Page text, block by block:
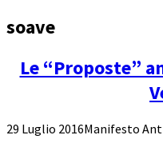
soave
Le “Proposte”
29 Luglio 2016Manifesto